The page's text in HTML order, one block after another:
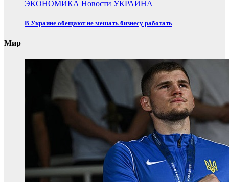
ЭКОНОМИКА Новости УКРАИНА
В Украине обещают не мешать бизнесу работать
Мир